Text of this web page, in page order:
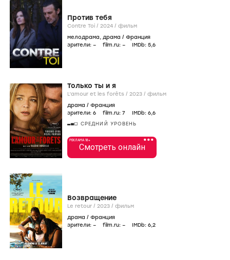
Против тебя
Contre Toi / 2024 / фильм
мелодрама, драма / Франция
зрители: – film.ru: – IMDb: 5,6
Только ты и я
L’amour et les forêts / 2023 / фильм
драма / Франция
зрители: 6 film.ru: 7 IMDb: 6,6
СРЕДНИЙ УРОВЕНЬ
•••
РЕКЛАМА 18+
Смотреть онлайн
Возвращение
Le retour / 2023 / фильм
драма / Франция
зрители: – film.ru: – IMDb: 6,2